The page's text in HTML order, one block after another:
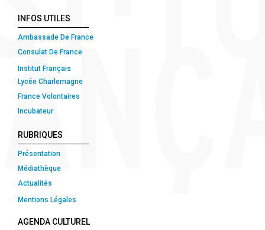
INFOS UTILES
Ambassade De France
Consulat De France
Institut Français
Lycée Charlemagne
France Volontaires
Incubateur
RUBRIQUES
Présentation
Médiathèque
Actualités
Mentions Légales
AGENDA CULTUREL